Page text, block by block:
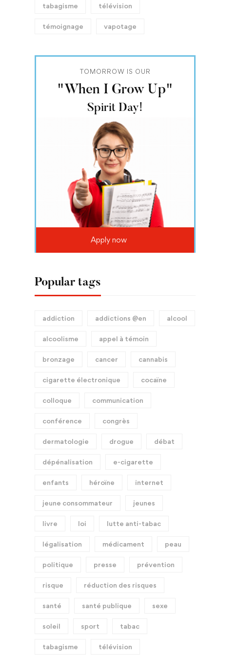
tabagisme télévision
témoignage vapotage
TOMORROW IS OUR
"When I Grow Up"
Spirit Day!
Apply now
Popular tags
addiction addictions @en alcool
alcoolisme appel à témoin
bronzage cancer cannabis
cigarette électronique cocaïne
colloque communication
conférence congrès
dermatologie drogue débat
dépénalisation e-cigarette
enfants héroïne internet
jeune consommateur jeunes
livre loi lutte anti-tabac
légalisation médicament peau
politique presse prévention
risque réduction des risques
santé santé publique sexe
soleil sport tabac
tabagisme télévision